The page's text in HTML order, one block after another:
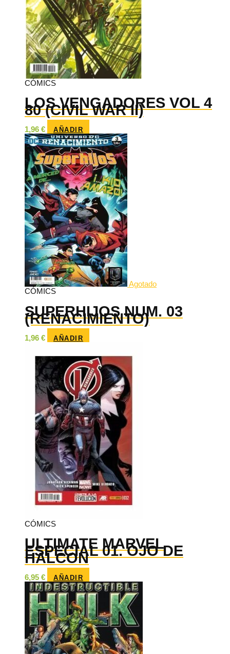
CÓMICS
LOS VENGADORES VOL 4
80 (CIVIL WAR II)
1,96 € AÑADIR
Agotado
CÓMICS
SUPERHIJOS NUM. 03
(RENACIMIENTO)
1,96 € AÑADIR
CÓMICS
ULTIMATE MARVEL
ESPECIAL 01. OJO DE
HALCON
6,95 € AÑADIR